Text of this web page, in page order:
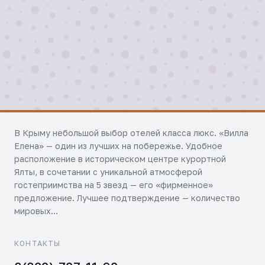
В Крыму небольшой выбор отелей класса люкс. «Вилла
Елена» — один из лучших на побережье. Удобное
расположение в историческом центре курортной
Ялты, в сочетании с уникальной атмосферой
гостеприимства на 5 звезд — его «фирменное»
предложение. Лучшее подтверждение — количество
мировых...
КОНТАКТЫ